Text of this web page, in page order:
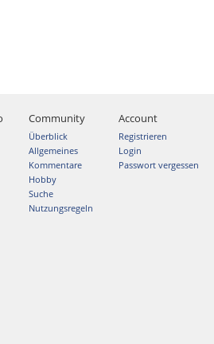
Community
Überblick
Allgemeines
Kommentare
Hobby
Suche
Nutzungsregeln
Account
Registrieren
Login
Passwort vergessen